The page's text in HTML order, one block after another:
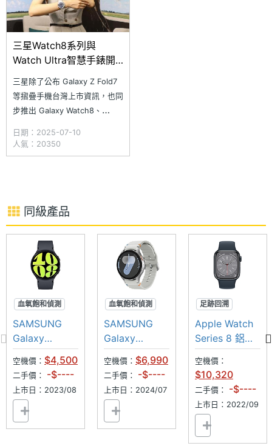
三星Watch8系列與
Watch Ultra智慧手錶開
放預購！價格及優惠一次
看
三星除了公布 Galaxy Z Fold7
等摺疊手機台灣上市資訊，也同
步推出 Galaxy Watch8、
Galaxy Watch Ultra，同樣即日
起至 7/24 開放預購、7/25 上
日期：2025-07-10
人氣：20350
同級產品
血氧飽和偵測
超防水
長續航
SAMSUNG
Galaxy
Watch6
44mm
空機價： $4,500
二手價： -$----
上市日：2023/08
血氧飽和偵測
跌倒偵測
超防水
SAMSUNG
Galaxy
Watch7
44mm
空機價： $6,990
二手價： -$----
上市日：2024/07
足跡回溯
體溫感測
車禍偵測
Apple Watch
Series 8 鋁金
屬 Wi-Fi
41mm
空機價：
$10,320
二手價： -$----
上市日：2022/09